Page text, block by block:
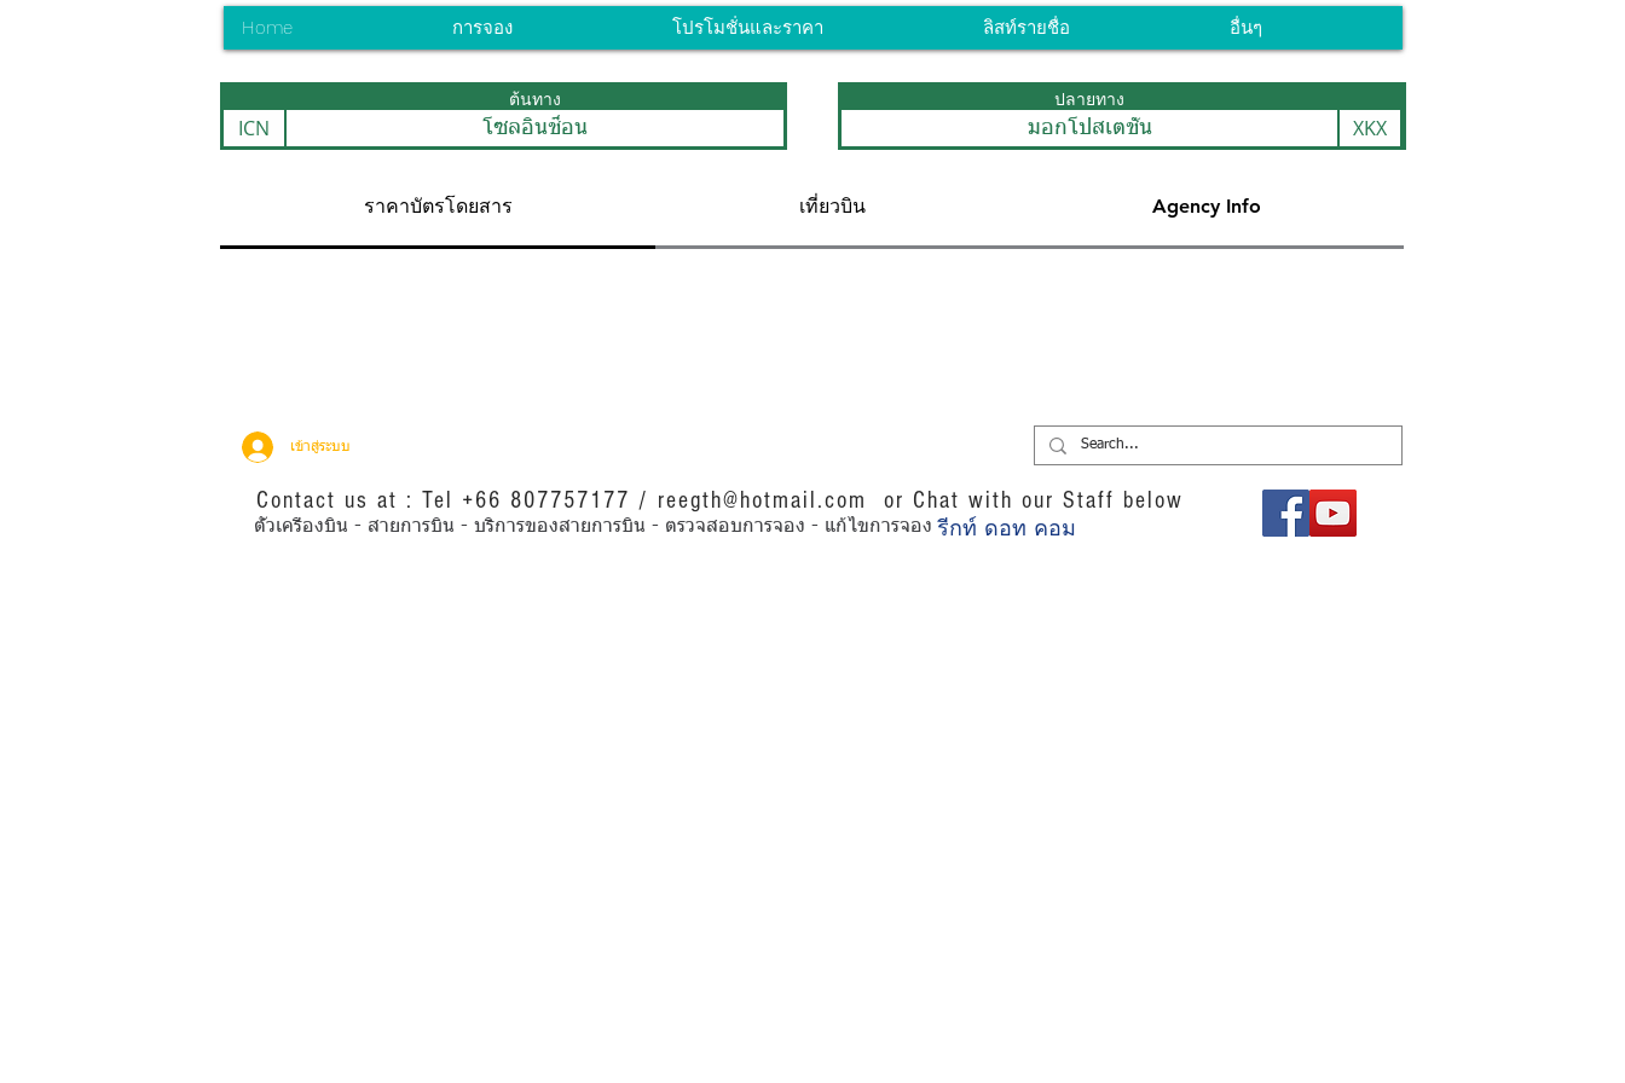
Home การจอง โปรโมชั่นและราคา ลิสท์รายชื่อ อื่นๆ
ต้นทาง
ICN โซลอินช็อน
ปลายทาง
XKX
มอกโปสเตชั่น
ราคาบัตรโดยสาร เที่ยวบิน Agency Info
เข้าสู่ระบบ
Contact us at : Tel +66 807757177 / reegth@hotmail.com or Chat with our Staff below
ตั๋วเครื่องบิน - สายการบิน - บริการของสายการบิน - ตรวจสอบการจอง - แก้ไขการจอง รีกท์ ดอท คอม